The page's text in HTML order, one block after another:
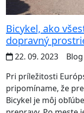
Bicykel, ako
dopravný
22. 09. 2023 Blog
Pri príležitosti
pripomíname, že
Bicykel je môj